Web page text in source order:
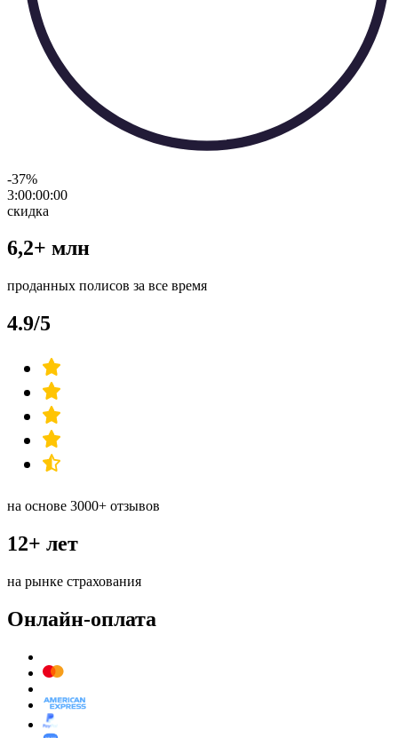
-37%
3:00:00:00
скидка
6,2+ млн
проданных полисов за все время
4.9/5
на основе 3000+ отзывов
12+ лет
на рынке страхования
Онлайн-оплата